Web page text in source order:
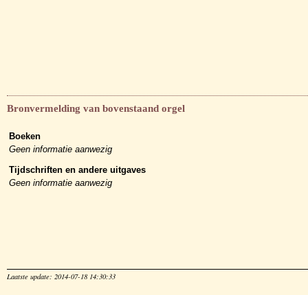
Bronvermelding van bovenstaand orgel
Boeken
Geen informatie aanwezig
Tijdschriften en andere uitgaves
Geen informatie aanwezig
Laatste update: 2014-07-18 14:30:33